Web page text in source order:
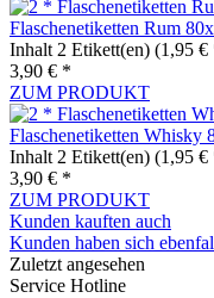
Flaschenetiketten Rum
Inhalt2 Etikett(en) (1,95 €
3,90 € *
ZUM PRODUKT
Flaschenetiketten Whisky
Inhalt2 Etikett(en) (1,95 €
3,90 € *
ZUM PRODUKT
Kunden kauften auch
Kunden haben sich
Zuletzt angesehen
Service Hotline